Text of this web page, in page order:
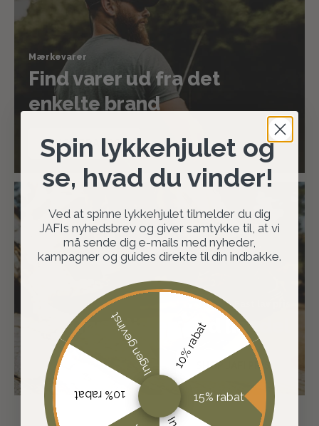
Mærkevarer
Find varer ud fra det
enkelte brand
SHOP BRANDS
Gør altid en god handel
SHOP JAFI PRIS
Spin lykkehjulet og
se, hvad du vinder!
Ved at spinne lykkehjulet tilmelder du dig
JAFIs nyhedsbrev og giver samtykke til, at vi
må sende dig e-mails med nyheder,
kampagner og guides direkte til din indbakke.
10% rabat
15% rabat
10% rabat
Ingen gevinst